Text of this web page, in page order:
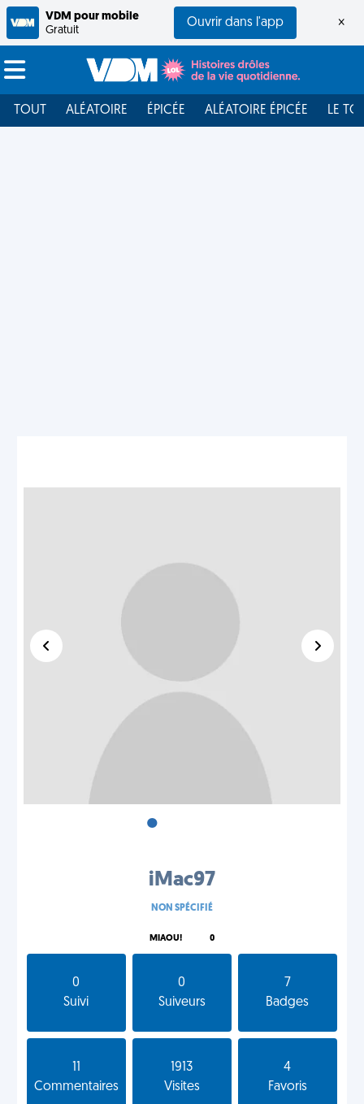
VDM pour mobile
Gratuit
Ouvrir dans l'app ×
TOUT ALÉATOIRE ÉPICÉE ALÉATOIRE ÉPICÉE LE
•
iMac97
NON SPÉCIFIÉ
MIAOU! 0
0
Suivi
0
Suiveurs
7
Badges
Commentaires
1913
Visites
4
Favoris